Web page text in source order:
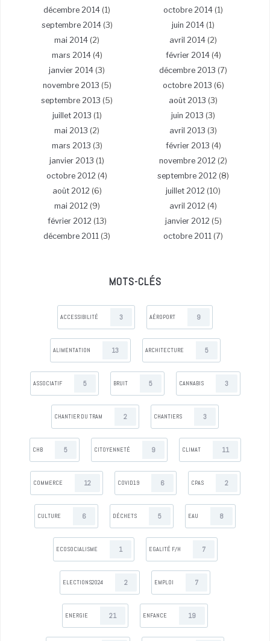
décembre 2014 (1) octobre 2014 (1)
septembre 2014(3) juin 2014 (1)
mai 2014 (2) avril 2014 (2)
mars 2014(4) février 2014(4)
janvier 2014 (3) décembre 2013 (7)
novembre 2013 (5) octobre 2013 (6)
septembre 2013 (5) août 2013 (3)
juillet 2013 (1) juin 2013 (3)
mai 2013 (2) avril 2013 (3)
mars 2013 (3) février 2013 (4)
janvier 2013 (1) novembre 2012 (2)
octobre 2012 (4) septembre 2012 (8)
août 2012 (6) juillet 2012 (10)
mai 2012 (9) avril 2012 (4)
février 2012 (13) janvier 2012 (5)
décembre 2011 (3) octobre 2011 (7)
MOTS-CLÉS
ACCESSIBILITÉ 3 AÉROPORT 9
ALIMENTATION 13 ARCHITECTURE 5
ASSOCIATIF 5 BRUIT 5 CANNABIS 3
CHANTIER DU TRAM 2 CHANTIERS 3
CHB 5 CITOYENNETÉ 9 CLIMAT 11
COMMERCE 12 COVID19 6 CPAS 2
CULTURE 6 DÉCHETS 5 EAU 8
ECOSOCIALISME 1 EGALITÉ F/H 7
ELECTIONS2024 2 EMPLOI 7
ENERGIE 21 ENFANCE 19